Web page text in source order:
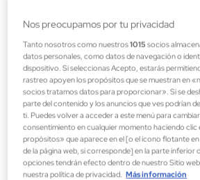
Nos preocupamos por tu privacidad
Tanto nosotros como nuestros1015 socios
datos personales, como datos de navegación o
dispositivo. Si seleccionas Acepto, estarás
rastreo apoyen los propósitos que se muestran en
socios tratamos datos para proporcionar». Si se
parte del contenido y los anuncios que ves podrían
ti. Puedes volver a acceder a este menú para
consentimiento en cualquier momento haciendo clic
propósitos» que aparece en el [o el ícono flotante
de la página web, si corresponde] en la parte inferior
opciones tendrán efecto dentro de nuestro Sitio
nuestra política de privacidad. Más información